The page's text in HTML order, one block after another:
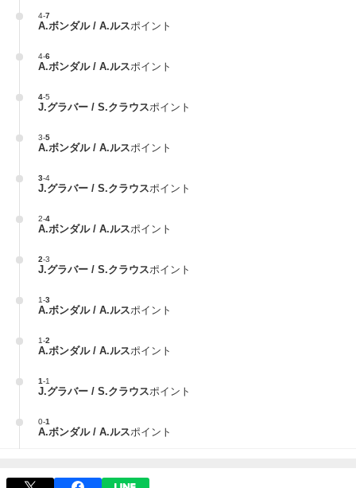
4-7
A.ボンダル / A.ルスポイント
4-6
A.ボンダル / A.ルスポイント
4-5
J.グラバー / S.クラウスポイント
3-5
A.ボンダル / A.ルスポイント
3-4
J.グラバー / S.クラウスポイント
2-4
A.ボンダル / A.ルスポイント
2-3
J.グラバー / S.クラウスポイント
1-3
A.ボンダル / A.ルスポイント
1-2
A.ボンダル / A.ルスポイント
1-1
J.グラバー / S.クラウスポイント
0-1
A.ボンダル / A.ルスポイント